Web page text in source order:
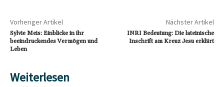
Vorheriger Artikel
Sylvie Meis: Einblicke in ihr
beeindruckendes Vermögen und
Leben
Nächster Artikel
INRI Bedeutung: Die lateinische
Inschrift am Kreuz Jesu erklärt
Weiterlesen